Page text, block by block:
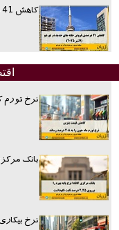
کاهش 41 درصدی فروش خانه در تورنتو
نرخ تورم
بانک
نرخ بیکاری